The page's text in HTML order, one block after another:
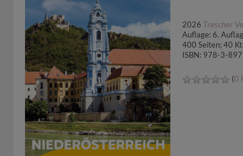
2026 Trescher
Auflage: 6.
400 Seiten; 40
ISBN: 978-3-
(0